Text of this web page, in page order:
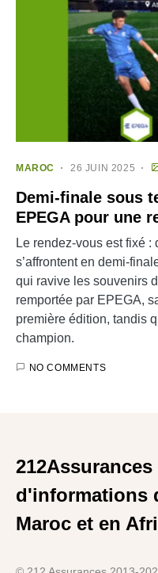
MAROC 26 JUIN 2025
Demi-finale sous
EPEGA pour une
Le rendez-vous est fixé :
s’affrontent en demi-
qui ravive les souvenirs
remportée par EPEGA,
première édition, tandis
champion.
NO COMMENTS
d'informations
Maroc et en